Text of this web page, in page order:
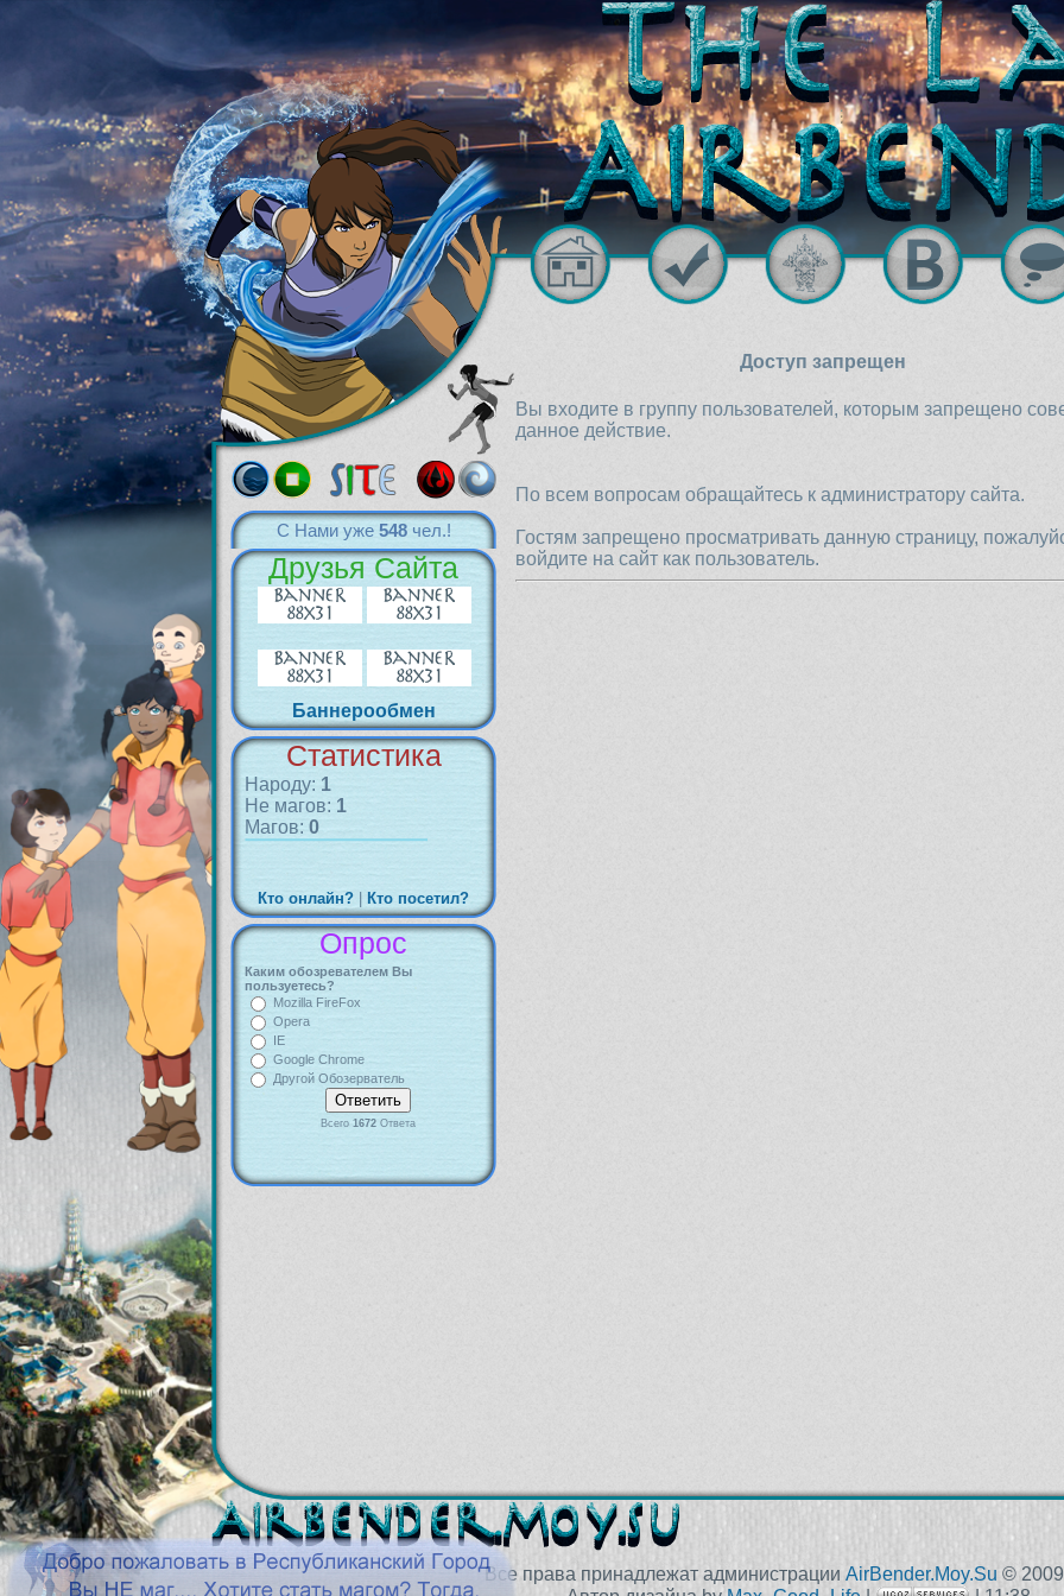
С Нами уже 548чел.!
Друзья Сайта
Баннерообмен
Статистика
Народу: 1
Не магов: 1
Магов: 0
Кто онлайн? Кто посетил?
Опрос
Каким обозревателем Вы
пользуетесь?
Mozilla FireFox
Opera
IE
Google Chrome
Другой Обозерватель
Всего 1672Ответа
Доступ запрещен
Вы входите в группу пользователей, которым запрещено
данное действие.
По всем вопросам обращайтесь к администратору сайта.
Гостям запрещено просматривать данную страницу,
войдите на сайт как пользователь.
Все права принадлежат администрации AirBender.Moy.Su ©